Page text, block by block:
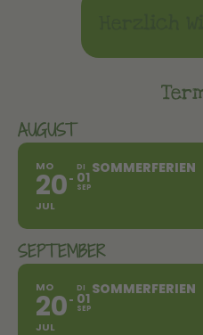
AUGUST
MO
20
JUL
DI
01
SEP
SOMMERFERIEN
SEPTEMBER
MO
20
JUL
DI
01
SEP
SOMMERFERIEN